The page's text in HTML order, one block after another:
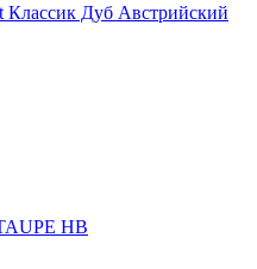
Классик Дуб Австрийский